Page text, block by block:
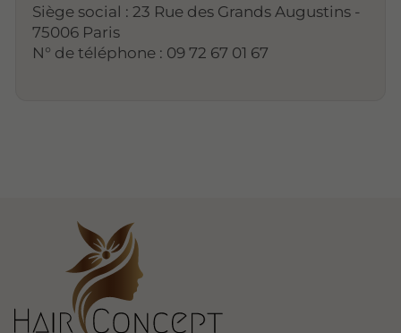
Siège social : 23 Rue des Grands Augustins -
75006 Paris
N° de téléphone : 09 72 67 01 67